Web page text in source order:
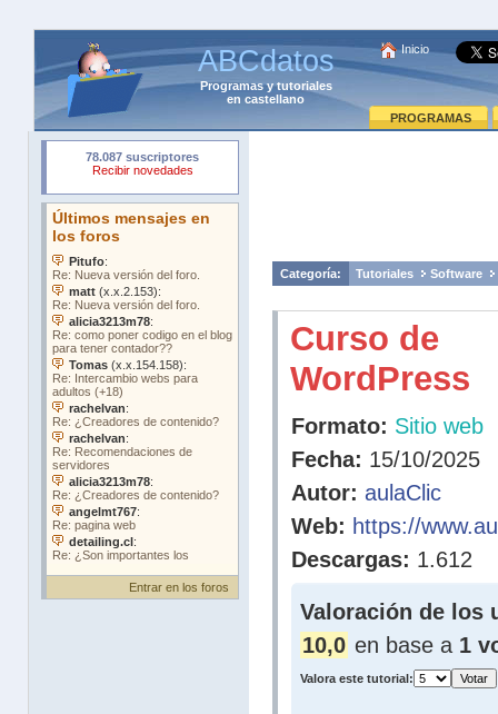
ABCdatos
Programasytutoriales
en castellano
Inicio
PROGRAMAS
Entrar en los foros
Categoría: Tutoriales Software
Curso de
WordPress
Formato: Sitio web
Fecha: 15/10/2025
Autor: aulaClic
Web: https://
Descargas: 1.612
Valoración de los
10,0 en base a 1
Valora este tutorial: